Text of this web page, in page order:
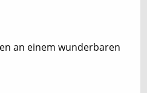
an einem wunderbaren